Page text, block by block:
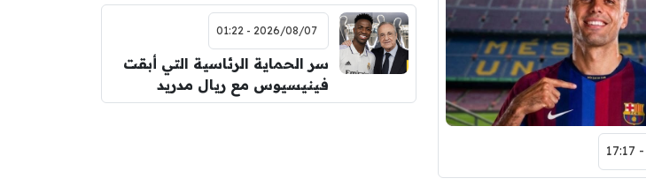
2026/08/07 - 01:22
سر الحماية الرئاسية التي أبقت
فينيسيوس مع ريال مدريد